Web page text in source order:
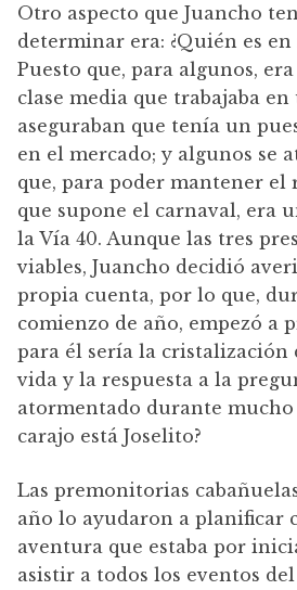
Otro aspecto que Juancho
determinar era: ¿Quién es en
Puesto que, para algunos,
clase media que trabajaba
aseguraban que tenía un
en el mercado; y algunos se
que, para poder mantener el
que supone el carnaval, era
la Vía 40. Aunque las tres
viables, Juancho decidió
propia cuenta, por lo que,
comienzo de año, empezó a
para él sería la cristalización
vida y la respuesta a la
atormentado durante mucho
carajo está Joselito?
Las premonitorias
año lo ayudaron a planificar
aventura que estaba por
asistir a todos los eventos